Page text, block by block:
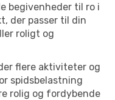
begivenheder til ro i
der passer til din
roligt og
flere aktiviteter og
spidsbelastning
rolig og fordybende